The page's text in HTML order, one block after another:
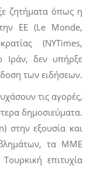
ζητήματα όπως η
ΕΕ (Le Monde,
(NYTimes,
Ιράν, δεν υπήρξε
των ειδήσεων.
τις αγορές,
δημοσιεύματα.
στην εξουσία και
τα ΜΜΕ
επιτυχία